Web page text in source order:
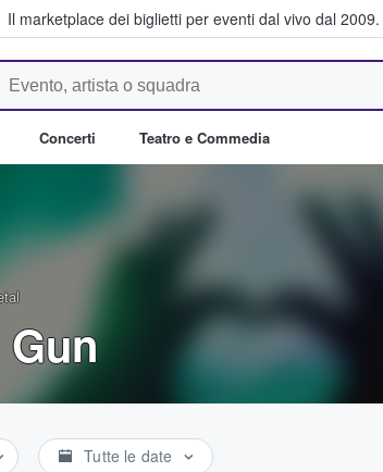
Il marketplace dei biglietti per eventi dal vivo dal 2009.
- Dove i fan comprano e
Concerti Teatro e Commedia
Tutte le date